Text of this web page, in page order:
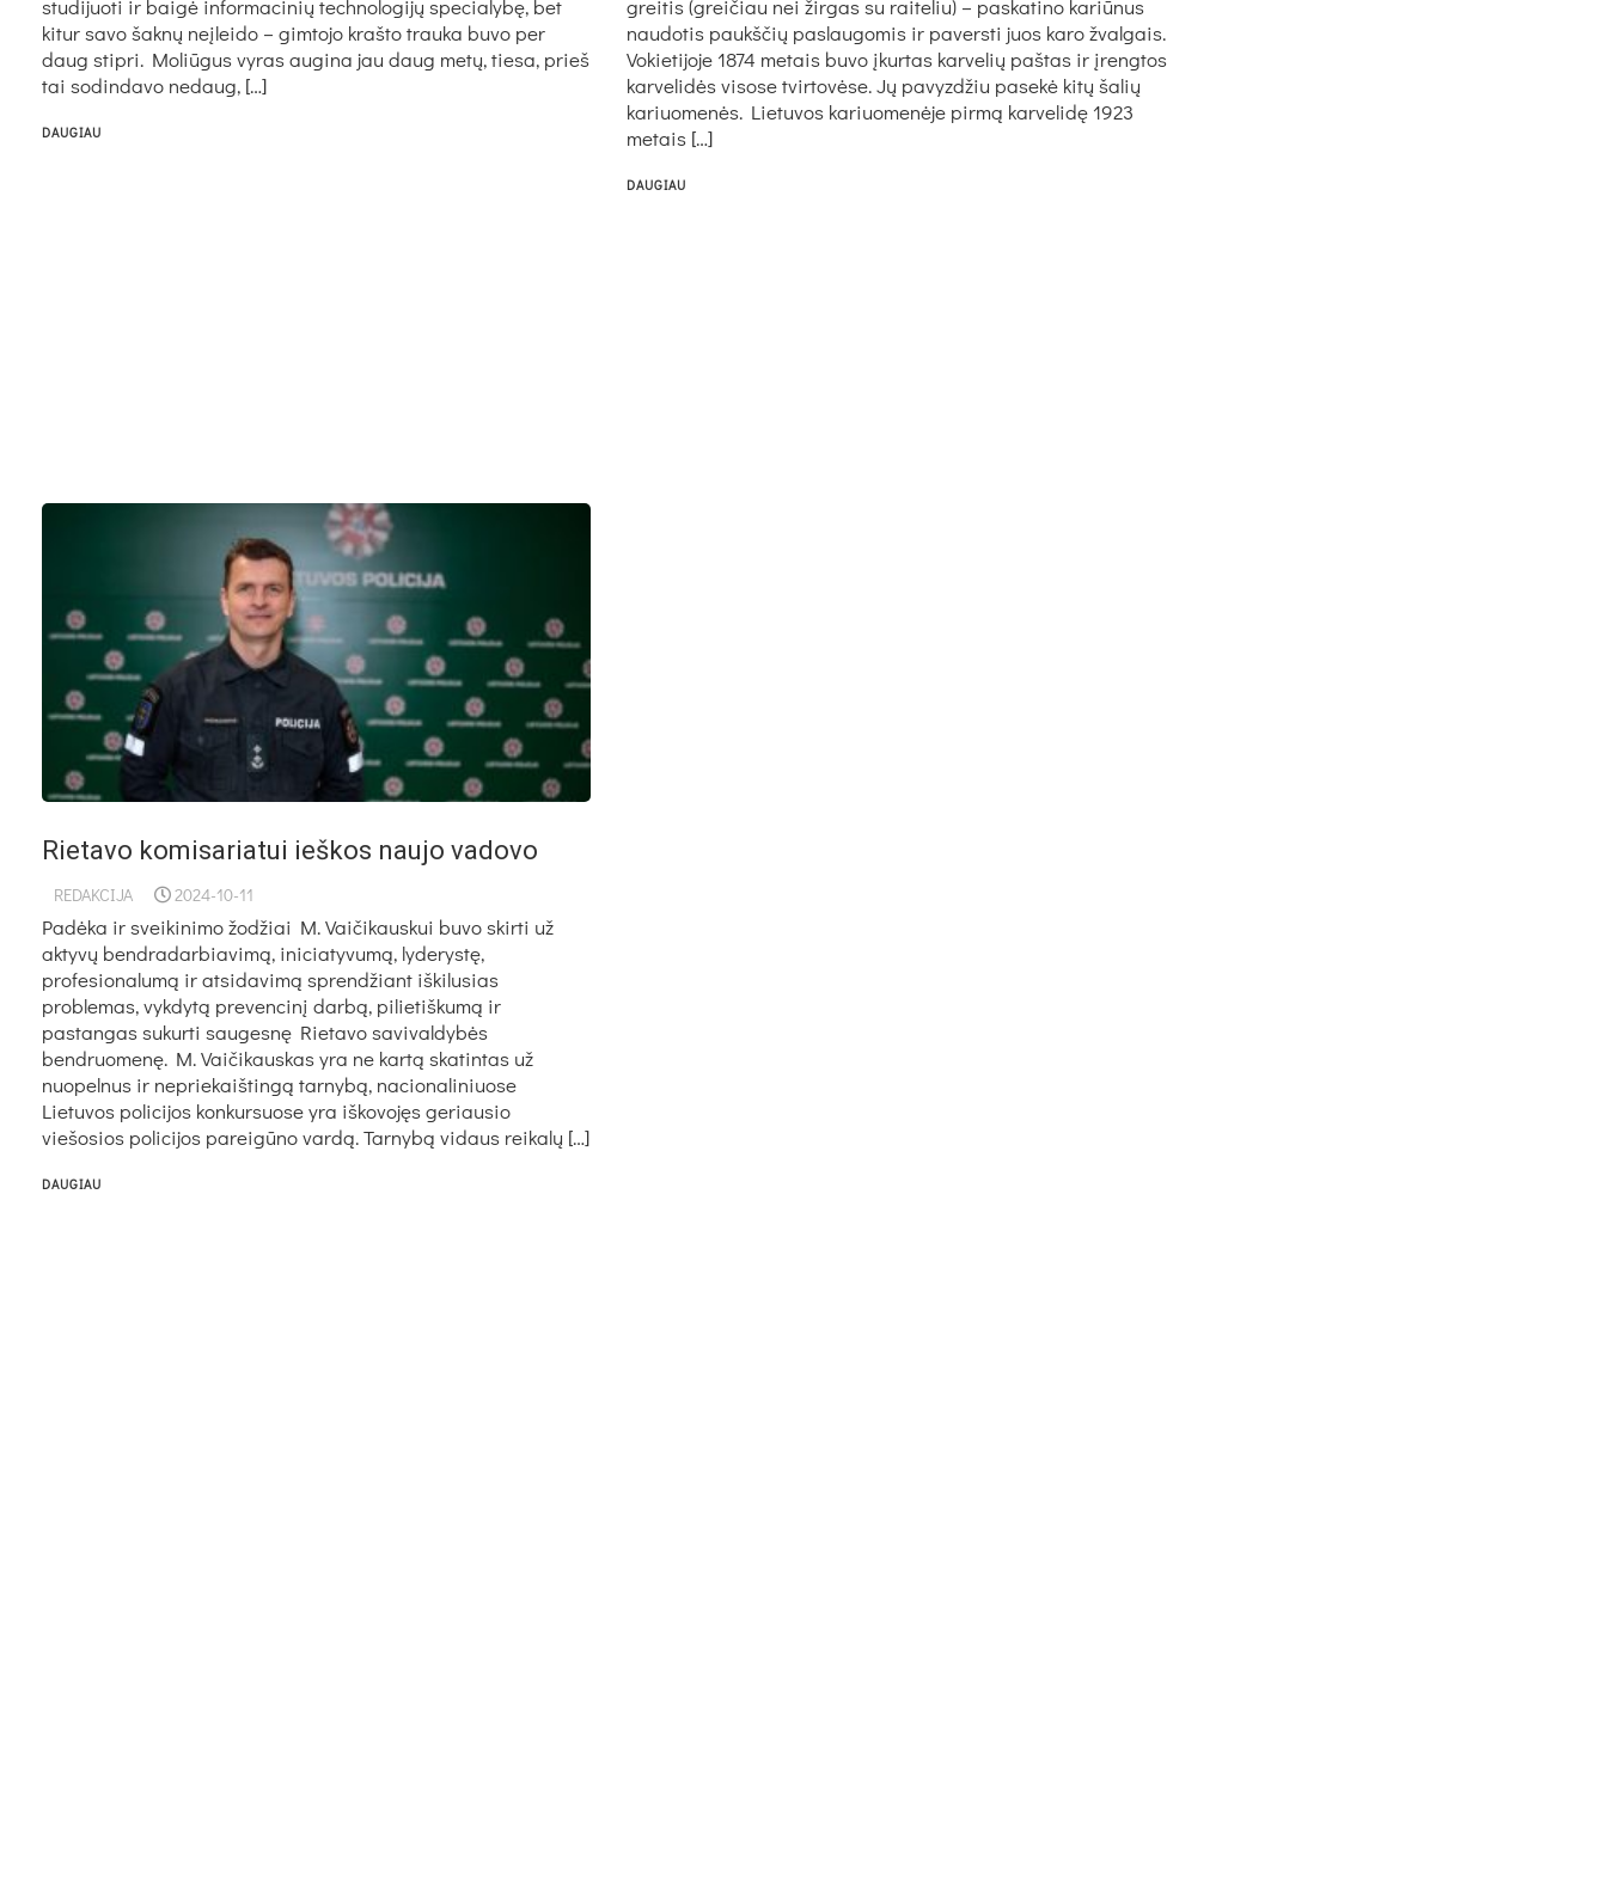
studijuoti ir baigė informacinių technologijų specialybę, bet
kitur savo šaknų neįleido – gimtojo krašto trauka buvo per
daug stipri. Moliūgus vyras augina jau daug metų, tiesa, prieš
tai sodindavo nedaug, […]
DAUGIAU
greitis (greičiau nei žirgas su raiteliu) – paskatino kariūnus
naudotis paukščių paslaugomis ir paversti juos karo žvalgais.
Vokietijoje 1874 metais buvo įkurtas karvelių paštas ir įrengtos
karvelidės visose tvirtovėse. Jų pavyzdžiu pasekė kitų šalių
kariuomenės. Lietuvos kariuomenėje pirmą karvelidę 1923
metais […]
DAUGIAU
Rietavo komisariatui ieškos naujo vadovo
REDAKCIJA 2024-10-11
Padėka ir sveikinimo žodžiai M. Vaičikauskui buvo skirti už
aktyvų bendradarbiavimą, iniciatyvumą, lyderystę,
profesionalumą ir atsidavimą sprendžiant iškilusias
problemas, vykdytą prevencinį darbą, pilietiškumą ir
pastangas sukurti saugesnę Rietavo savivaldybės
bendruomenę. M. Vaičikauskas yra ne kartą skatintas už
nuopelnus ir nepriekaištingą tarnybą, nacionaliniuose
Lietuvos policijos konkursuose yra iškovojęs geriausio
viešosios policijos pareigūno vardą. Tarnybą vidaus reikalų […]
DAUGIAU